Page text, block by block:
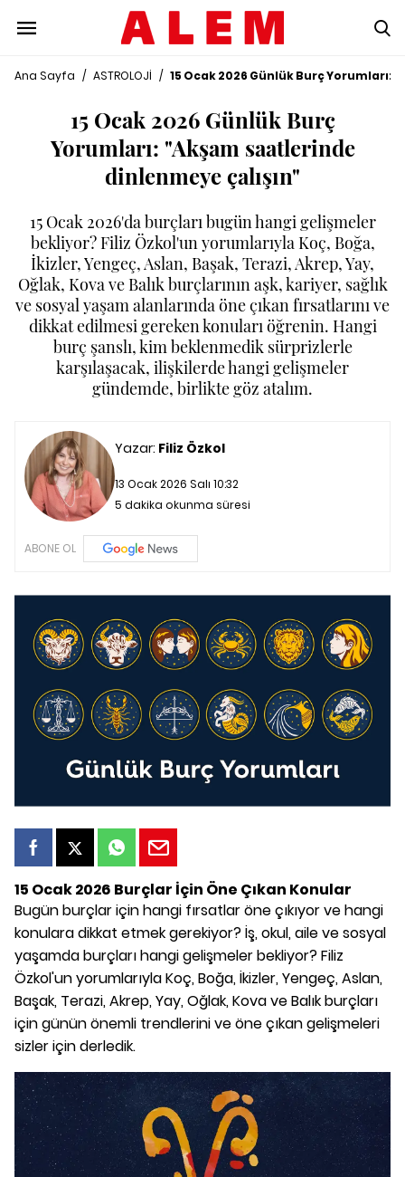
Ana Sayfa / ASTROLOJİ / 15 Ocak 2026 Günlük Burç
15 Ocak 2026 Günlük Burç
Yorumları: "Akşam saatlerinde
dinlenmeye çalışın"
15 Ocak 2026'da burçları bugün hangi gelişmeler
bekliyor? Filiz Özkol'un yorumlarıyla Koç, Boğa,
İkizler, Yengeç, Aslan, Başak, Terazi, Akrep, Yay,
Oğlak, Kova ve Balık burçlarının aşk, kariyer, sağlık
ve sosyal yaşam alanlarında öne çıkan fırsatlarını ve
dikkat edilmesi gereken konuları öğrenin. Hangi
burç şanslı, kim beklenmedik sürprizlerle
karşılaşacak, ilişkilerde hangi gelişmeler
gündemde, birlikte göz atalım.
Yazar: Filiz Özkol
13 Ocak 2026 Salı 10:32
5 dakika okunma süresi
ABONE OL
15 Ocak 2026 Burçlar İçin Öne Çıkan Konular
Bugün burçlar için hangi fırsatlar öne çıkıyor ve hangi
konulara dikkat etmek gerekiyor? İş, okul, aile ve sosyal
yaşamda burçları hangi gelişmeler bekliyor? Filiz
Özkol'un yorumlarıyla Koç, Boğa, İkizler, Yengeç, Aslan,
Başak, Terazi, Akrep, Yay, Oğlak, Kova ve Balık burçları
için günün önemli trendlerini ve öne çıkan gelişmeleri
sizler için derledik.